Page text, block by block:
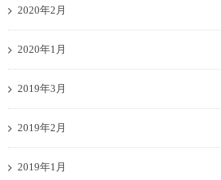
2020年2月
2020年1月
2019年3月
2019年2月
2019年1月